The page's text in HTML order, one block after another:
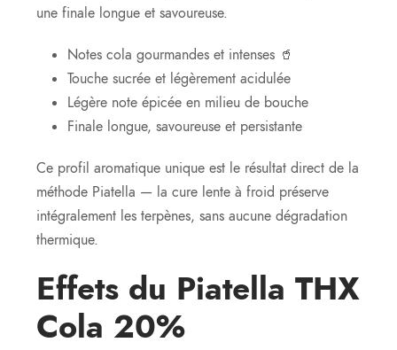
une finale longue et savoureuse.
Notes cola gourmandes et intenses 🥤
Touche sucrée et légèrement acidulée
Légère note épicée en milieu de bouche
Finale longue, savoureuse et persistante
Ce profil aromatique unique est le résultat direct de la
méthode Piatella — la cure lente à froid préserve
intégralement les terpènes, sans aucune dégradation
thermique.
Effets du Piatella THX
Cola 20%